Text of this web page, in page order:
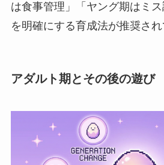
は食事管理」「ヤング期はミ
を明確にする育成法が推奨され
アダルト期とその後の遊び